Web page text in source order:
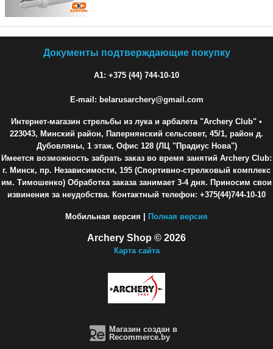
Документы подтверждающие покупку
A1: +375 (44) 744-10-10
E-mail: belarusarchery@gmail.com
Интернет-магазин стрельбы из лука и арбалета "Archery Club" •
223043, Минский район, Папернянский сельсовет, 45/1, район д.
Дубовляны, 1 этаж, Офис 128 (ЛЦ "Прадиус Нова")
Имеется возможность забрать заказ во время занятий Archery Club:
г. Минск, пр. Независимости, 195 (Спортивно-стрелковый комплекс
им. Тимошенко) Обработка заказа занимает 3-4 дня. Приносим свои
извинения за неудобства. Контактный телефон: +375(44)744-10-10
Мобильная версия | Полная версия
Archery Shop © 2026
Карта сайта
Магазин создан в
Recommerce.by